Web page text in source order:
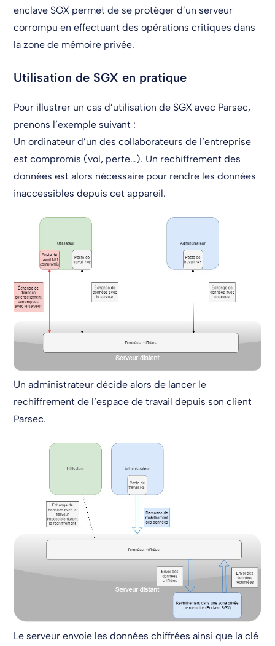
enclave SGX permet de se protéger d’un serveur
corrompu en effectuant des opérations critiques dans
la zone de mémoire privée.
Utilisation de SGX en pratique
Pour illustrer un cas d’utilisation de SGX avec Parsec,
prenons l’exemple suivant :
Un ordinateur d’un des collaborateurs de l’entreprise
est compromis (vol, perte…). Un rechiffrement des
données est alors nécessaire pour rendre les données
inaccessibles depuis cet appareil.
Un administrateur décide alors de lancer le
rechiffrement de l’espace de travail depuis son client
Parsec.
Le serveur envoie les données chiffrées ainsi que la clé